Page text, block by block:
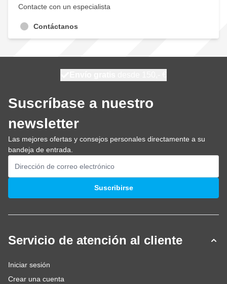
Contacte con un especialista
Contáctanos
Suscríbase a nuestro
newsletter
Las mejores ofertas y consejos personales directamente a su
bandeja de entrada.
Dirección de email
Suscribirse
Servicio de atención al cliente
Iniciar sesión
Crear una cuenta